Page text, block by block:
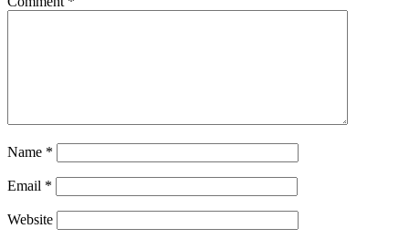
Name *
Email *
Website